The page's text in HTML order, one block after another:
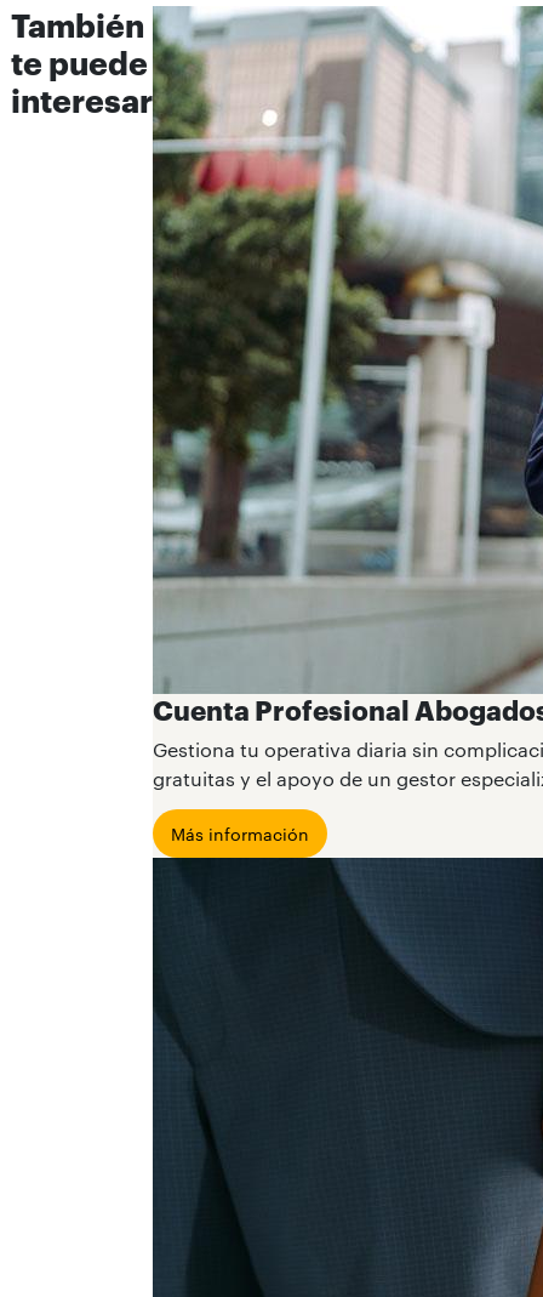
También
te puede
interesar
Cuenta Profesional
Gestiona tu operativa diaria sin
gratuitas y el apoyo de un gestor
Más información